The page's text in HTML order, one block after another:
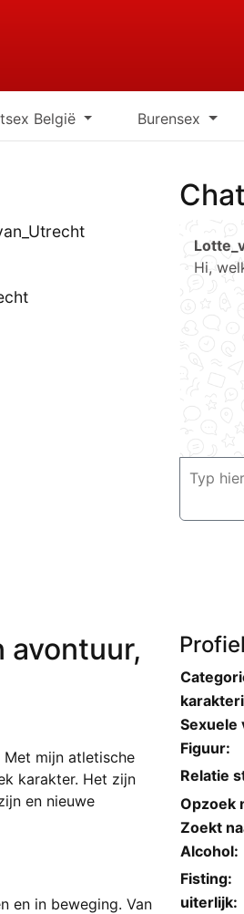
België Burensex
Hi,
avontuur,
mijn atletische
karakter. Het zijn
en nieuwe
en in beweging. Van
Sexuele
Figuur:
Relatie
Opzoek
Zoekt
Alcohol:
Fisting:
uiterlijk: